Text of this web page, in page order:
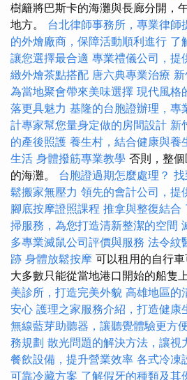
樹籬將巴斯卡的海灘與長廊分開，
地方。 台北律師事務所，專業律師
的外燴廠商，保障活動順利進行 了
讓您選擇最合適 專業禮儀公司，提
緻外燴茶點搭配 唐六典專業治療
為當地聚會帶來美味選擇 現代風格
落更具魅力 基隆的台胞證辦理，專
計專家幫您量身定做的房間設計 新
的產後照護 養生村，結合健康與養
生活 身體撥筋專業教學 否則，整
的海灘。 台胞證過期怎麼處理？
鬆搬家無壓力 領先的會計公司，提
腳底按摩證照課程 推拿與整復結合
掃服務，為您打造清新整潔的空間
多專業滅鼠公司評價與服務 法令紋
跡 身體放鬆按摩 可以租用的自行
大多數只能從當地港口開始的船隻
美診所，打造完美外貌 高雄地區的
安心 護理之家服務介紹，打造健康
無線藍芽助聽器，讓聽覺體驗更方
務規劃 散光問題的解決方法，讓視
餐飲設備，提升營業效率 各式冷凍
可靠冷藏方案 了解假牙的種類及其